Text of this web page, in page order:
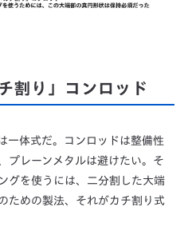
割り」コンロッド
一体式だ。コンロッドは整備性
プレーンメタルは避けたい。そ
グを使うには、二分割した大端
ための製法、それがカチ割り式